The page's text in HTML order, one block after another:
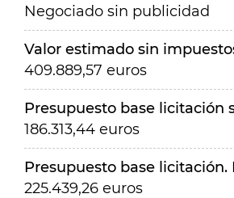
Negociado sin publicidad
Valor estimado sin
409.889,57 euros
Presupuesto base licitación
186.313,44 euros
Presupuesto base licitación.
225.439,26 euros